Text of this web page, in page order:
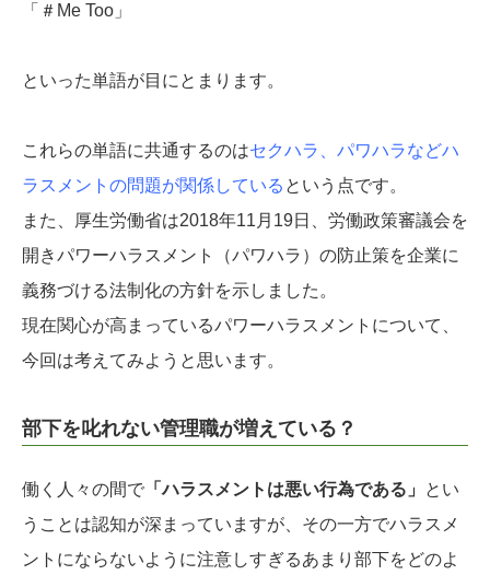
「＃Me Too」
といった単語が目にとまります。
これらの単語に共通するのはセクハラ、パワハラなどハ
ラスメントの問題が関係している という点です。
また、厚生労働省は2018年11月19日、労働政策審議会を
開きパワーハラスメント（パワハラ）の防止策を企業に
義務づける法制化の方針を示しました。
現在関心が高まっているパワーハラスメントについて、
今回は考えてみようと思います。
部下を叱れない管理職が増えている？
働く人々の間で 「ハラスメントは悪い行為である」
とい
うことは認知が深まっていますが、その一方でハラスメ
ントにならないように注意しすぎるあまり部下をどのよ